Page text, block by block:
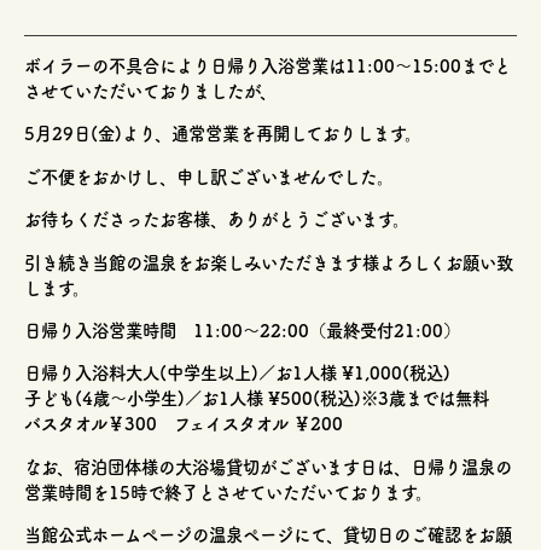
ボイラーの不具合により日帰り入浴営業は11:00～15:00までと
させていただいておりましたが、
5月29日(金)より、通常営業を再開しておりします。
ご不便をおかけし、申し訳ございませんでした。
お待ちくださったお客様、ありがとうございます。
引き続き当館の温泉をお楽しみいただきます様よろしくお願い致
します。
日帰り入浴営業時間 11:00～22:00（最終受付21:00）
日帰り入浴料大人(中学生以上)／お1人様 ¥1,000(税込)
子ども(4歳～小学生)／お1人様 ¥500(税込)※3歳までは無料
バスタオル￥300 フェイスタオル ￥200
なお、宿泊団体様の大浴場貸切がございます日は、日帰り温泉の
営業時間を15時で終了とさせていただいております。
当館公式ホームページの温泉ページにて、貸切日のご確認をお願